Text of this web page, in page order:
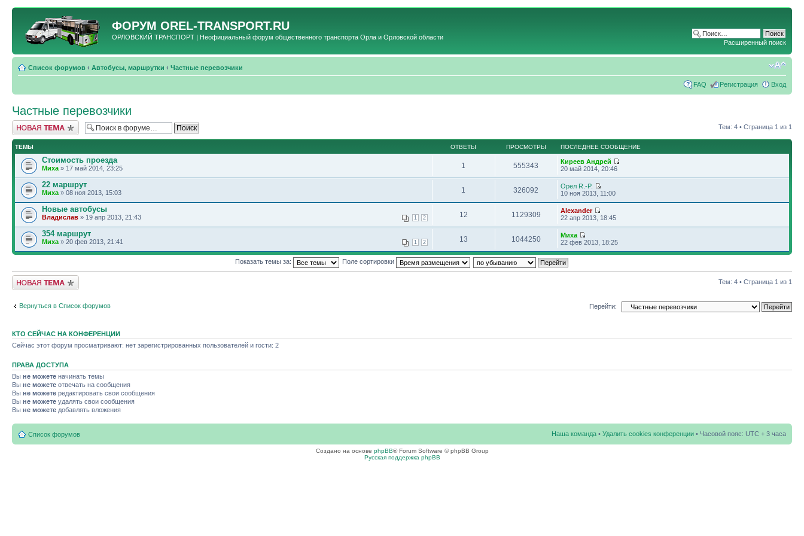
ФОРУМ OREL-TRANSPORT.RU
ОРЛОВСКИЙ ТРАНСПОРТ | Неофициальный форум общественного транспорта Орла и Орловской области
Расширенный поиск
Список форумов ‹ Автобусы, маршрутки ‹ Частные перевозчики
FAQ Регистрация Вход
Частные перевозчики
Новая тема Тем: 4 • Страница 1 из 1
ТЕМЫ ОТВЕТЫ ПРОСМОТРЫ ПОСЛЕДНЕЕ СООБЩЕНИЕ
Стоимость проезда
Миха » 17 май 2014, 23:25 1 555343
Киреев Андрей
20 май 2014, 20:46
22 маршрут
Миха » 08 ноя 2013, 15:03 1 326092
Орел R.-P.
10 ноя 2013, 11:00
Новые автобусы
1 2
Владислав » 19 апр 2013, 21:43 12 1129309
Alexander
22 апр 2013, 18:45
354 маршрут
1 2
Миха » 20 фев 2013, 21:41 13 1044250
Миха
22 фев 2013, 18:25
Показать темы за: Поле сортировки
Новая тема Тем: 4 • Страница 1 из 1
Вернуться в Список форумов Перейти:
КТО СЕЙЧАС НА КОНФЕРЕНЦИИ
Сейчас этот форум просматривают: нет зарегистрированных пользователей и гости: 2
ПРАВА ДОСТУПА
Вы не можете начинать темы
Вы не можете отвечать на сообщения
Вы не можете редактировать свои сообщения
Вы не можете удалять свои сообщения
Вы не можете добавлять вложения
Список форумов Наша команда • Удалить cookies конференции • Часовой пояс: UTC + 3 часа
Создано на основе phpBB® Forum Software © phpBB Group
Русская поддержка phpBB